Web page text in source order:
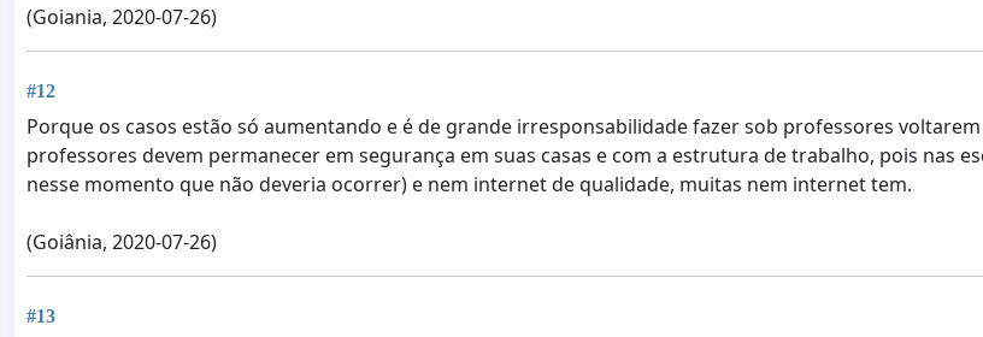
(Goiania, 2020-07-26)
#12
Porque os casos estão só aumentando e é de grande irresponsabilidade fazer sob professores
professores devem permanecer em segurança em suas casas e com a estrutura de trabalho, pois nas
nesse momento que não deveria ocorrer) e nem internet de qualidade, muitas nem internet tem.
(Goiânia, 2020-07-26)
#13